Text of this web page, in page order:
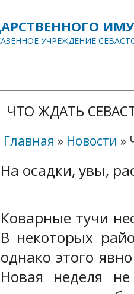
УЧРЕЖДЕНИЕ
ЧТО ЖДАТЬ
Главная » Новости »
На осадки, увы,
Коварные тучи
В некоторых
однако этого
Новая неделя не